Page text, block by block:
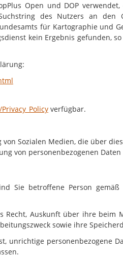
Open und DOP
des Nutzers an den
für Kartographie und
kein Ergebnis gefunden,
verfügbar.
Sozialen Medien, die über
von personenbezogenen
Sie betroffene Person gemäß
Recht, Auskunft über ihre beim
sowie ihre
unrichtige personenbezogene